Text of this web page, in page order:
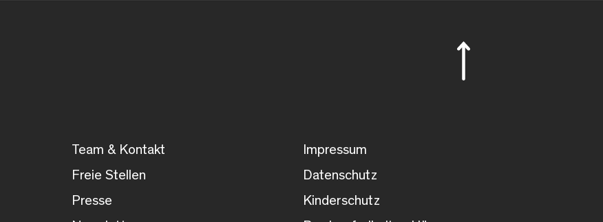
Team & Kontakt
Freie Stellen
Presse
Impressum
Datenschutz
Kinderschutz